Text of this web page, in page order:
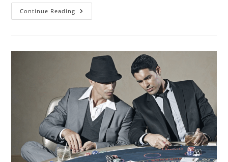
Continue Reading